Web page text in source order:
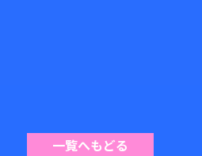
一覧へもどる